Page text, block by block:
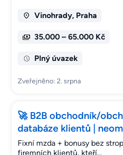
Vinohrady, Praha
35.000 – 65.000 Kč
Plný úvazek
Zveřejněno: 2. srpna
🚀 B2B obchodník/
databáze klientů |
Fixní mzda + bonusy bez
firemních klientů, kteří…